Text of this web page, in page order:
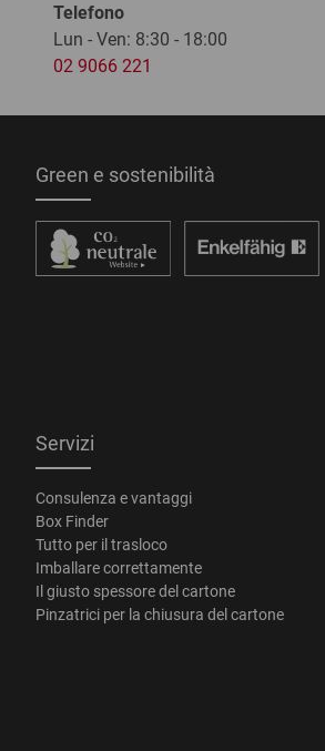
Telefono
Lun - Ven: 8:30 - 18:00
02 9066 221
Green e sostenibilità
Servizi
Consulenza e vantaggi
Box Finder
Tutto per il trasloco
Imballare correttamente
Il giusto spessore del cartone
Pinzatrici per la chiusura del cartone